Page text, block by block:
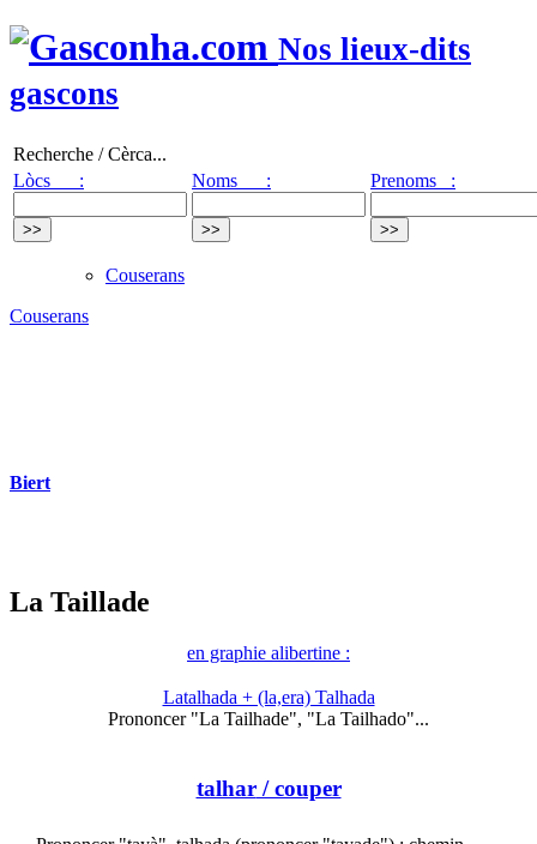
Nos lieux-dits
gascons
Recherche / Cèrca...
Lòcs :
Noms : Prenoms :
Couserans
Couserans
Biert
La Taillade
en graphie alibertine :
Latalhada + (la,era) Talhada
Prononcer "La Tailhade", "La Tailhado"...
talhar/ couper